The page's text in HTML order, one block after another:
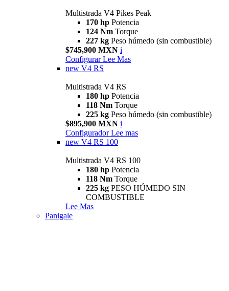
Multistrada V4 Pikes Peak
170 hp Potencia
124 Nm Torque
227 kg Peso húmedo (sin combustible)
$745,900 MXN i
Configurar Lee Mas
new V4 RS
Multistrada V4 RS
180 hp Potencia
118 Nm Torque
225 kg Peso húmedo (sin combustible)
$895,900 MXN i
Configurador Lee mas
new V4 RS 100
Multistrada V4 RS 100
180 hp Potencia
118 Nm Torque
225 kg PESO HÚMEDO SIN
COMBUSTIBLE
Lee Mas
Panigale